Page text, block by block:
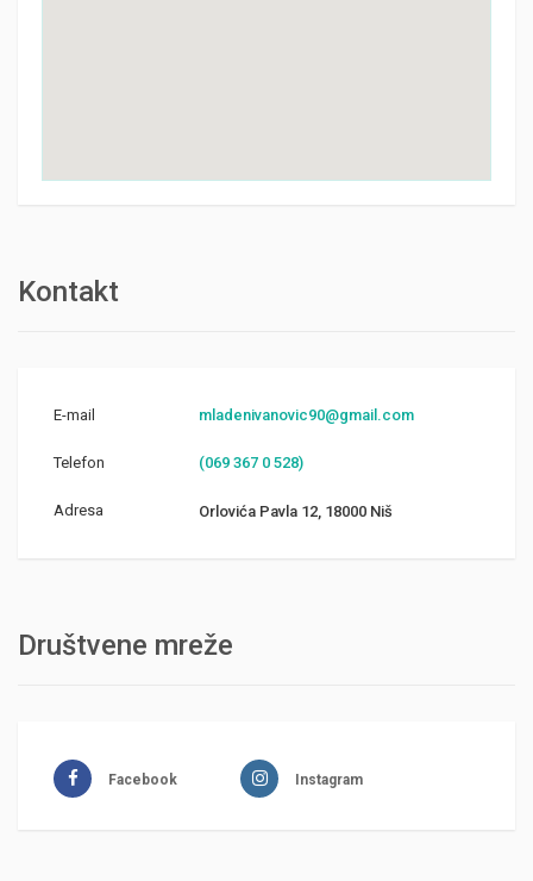
Kontakt
E-mail mladenivanovic90@gmail.com
Telefon (069 367 0 528)
Adresa Orlovića Pavla 12, 18000 Niš
Društvene mreže
Facebook Instagram